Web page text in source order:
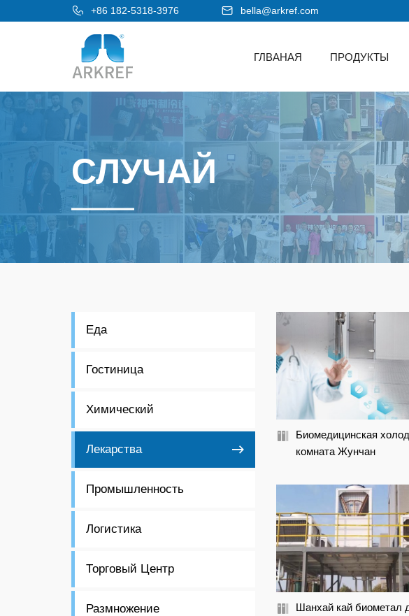
+86 182-5318-3976 bella@arkref.com
ГЛВАНАЯ ПРОДУКТЫ
СЛУЧАЙ
Еда
Гостиница
Химический
Лекарства
Промышленность
Логистика
Торговый Центр
Размножение
Биомедицинская
комната Жунчан
Шанхай кай биометал